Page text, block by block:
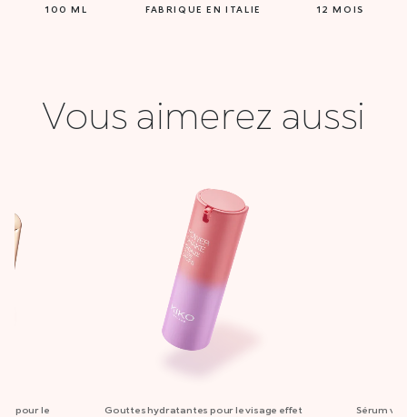
100 ML FABRIQUE EN ITALIE 12 MOIS
Vous aimerez aussi
pour le
Gouttes hydratantes pour le visage effet
Sérum